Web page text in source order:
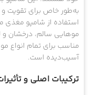
به‌طور خاص برای تقویت
استفاده از شامپو مغذی
موهایی سالم، درخشان
مناسب برای تمام انواع
آسیب‌دیده است.
ترکیبات اصلی و